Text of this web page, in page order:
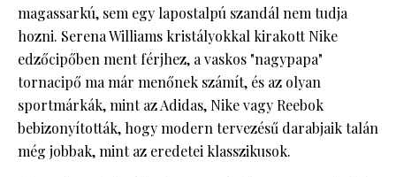
magassarkú, sem egy lapostalpú szandál nem tudja
hozni. Serena Williams kristályokkal kirakott Nike
edzőcipőben ment férjhez, a vaskos "nagypapa"
tornacipő ma már menőnek számít, és az olyan
sportmárkák, mint az Adidas, Nike vagy Reebok
bebizonyították, hogy modern tervezésű darabjaik talán
még jobbak, mint az eredetei klasszikusok.